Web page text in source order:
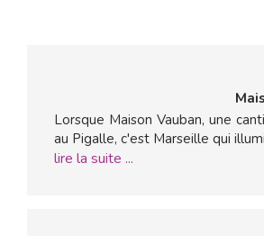
Lorsque Maison Vauban, une
au Pigalle, c'est Marseille qui
lire la suite ...